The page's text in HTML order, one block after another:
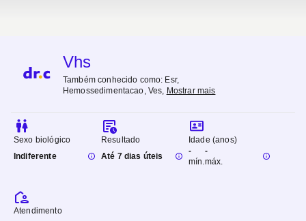
Vhs
Também conhecido como: Esr,
Hemossedimentacao, Ves, Mostrar mais
Sexo biológico
Indiferente
Resultado
Até 7 dias úteis
Idade (anos)
-
mín.
-
máx.
Atendimento